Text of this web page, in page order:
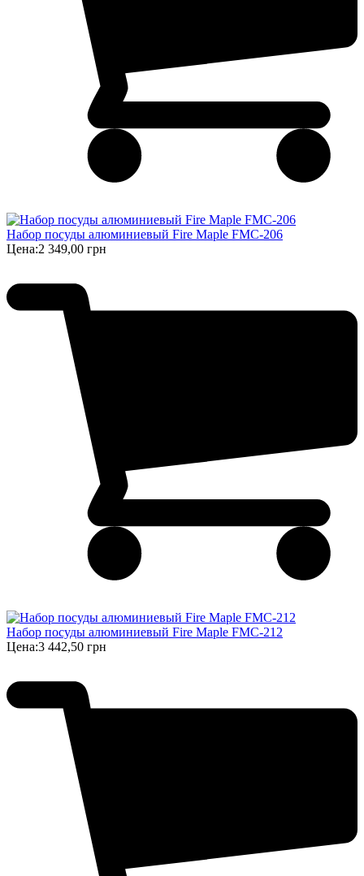
Набор посуды алюминиевый Fire Maple FMC-206
Цена:2 349,00 грн
Набор посуды алюминиевый Fire Maple FMC-212
Цена:3 442,50 грн